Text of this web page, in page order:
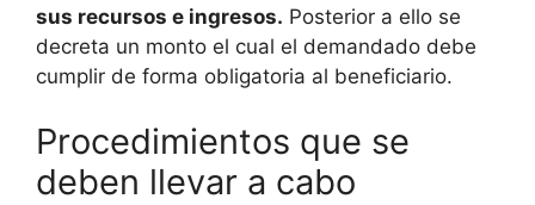
sus recursos e ingresos. Posterior a ello se
decreta un monto el cual el demandado debe
cumplir de forma obligatoria al beneficiario.
Procedimientos que se
deben llevar a cabo